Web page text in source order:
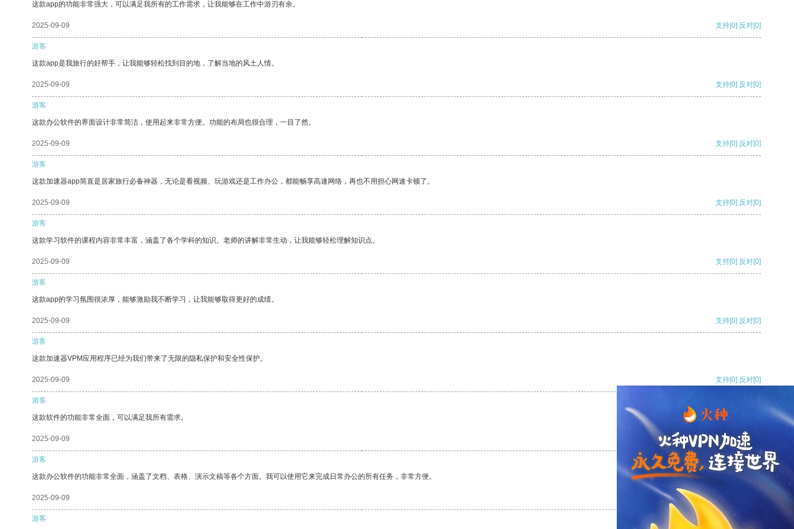
这款app的功能非常强大，可以满足我所有的工作需求，让我能够在工作中游刃有余。
2025-09-09 支持[0] 反对[0]
游客
这款app是我旅行的好帮手，让我能够轻松找到目的地，了解当地的风土人情。
2025-09-09 支持[0] 反对[0]
游客
这款办公软件的界面设计非常简洁，使用起来非常方便。功能的布局也很合理，一目了然。
2025-09-09 支持[0] 反对[0]
游客
这款加速器app简直是居家旅行必备神器，无论是看视频、玩游戏还是工作办公，都能畅享高速网络，再也不用担心网速卡顿了。
2025-09-09 支持[0] 反对[0]
游客
这款学习软件的课程内容非常丰富，涵盖了各个学科的知识。老师的讲解非常生动，让我能够轻松理解知识点。
2025-09-09 支持[0] 反对[0]
游客
这款app的学习氛围很浓厚，能够激励我不断学习，让我能够取得更好的成绩。
2025-09-09 支持[0] 反对[0]
游客
这款加速器VPM应用程序已经为我们带来了无限的隐私保护和安全性保护。
2025-09-09 支持[0] 反对[0]
游客
这款软件的功能非常全面，可以满足我所有需求。
2025-09-09 支持[0] 反对
游客
这款办公软件的功能非常全面，涵盖了文档、表格、演示文稿等各个方面。我可以使用它来完成日常办公的所有任务，非常方便。
2025-09-09 支持
游客